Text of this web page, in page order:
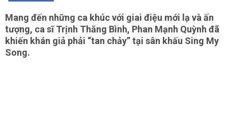
Mang đến những ca khúc với giai điệu mới lạ và ấn
tượng, ca sĩ Trịnh Thăng Bình, Phan Mạnh Quỳnh đã
khiến khán giả phải “tan chảy” tại sân khấu Sing My
Song.